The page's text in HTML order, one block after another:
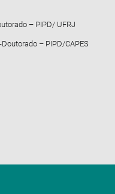
– PIPD/ UFRJ
– PIPD/CAPES